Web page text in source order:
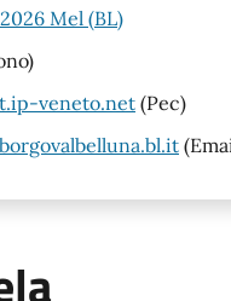
Mel (BL)
veneto.net (Pec)